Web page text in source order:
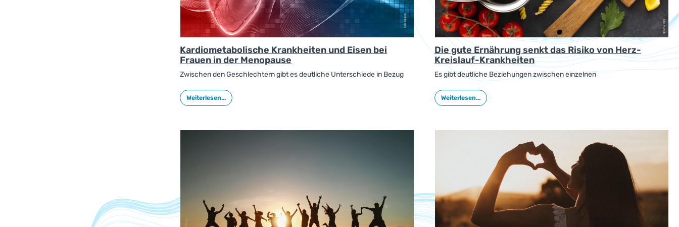
Kardiometabolische Krankheiten und Eisen bei
Frauen in der Menopause
Zwischen den Geschlechtern gibt es deutliche Unterschiede in Bezug
Erkrankungen, die sowohl das Herz-Kreislauf-System als auch den
Stoffwechsel betreffen. Das gilt besonders für Frauen in der Menopause.
Weiterlesen...
Die gute Ernährung senkt das Risiko von Herz-
Kreislauf-Krankheiten
Es gibt deutliche Beziehungen zwischen einzelnen
ernährungsabhängigen Faktoren und kardiovaskulären Erkrankungen.
Sie wurden in Europa und Eurasien anhand einer großen Krankheitsstudie
(Global Burden of Disease) von 1990 bis 2019 untersucht.
Weiterlesen...